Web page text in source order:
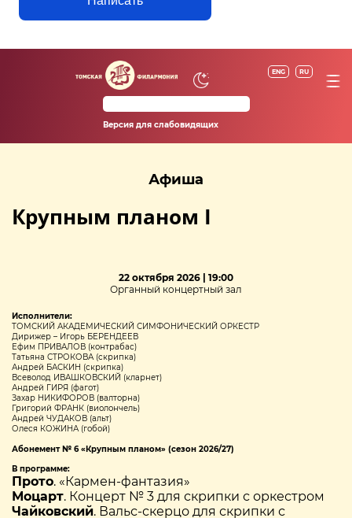
ENG RU
Версия для слабовидящих
Афиша
Крупным планом I
22 октября 2026 | 19:00
Органный концертный зал
Исполнители:
ТОМСКИЙ АКАДЕМИЧЕСКИЙ СИМФОНИЧЕСКИЙ ОРКЕСТР
Дирижер – Игорь БЕРЕНДЕЕВ
Ефим ПРИВАЛОВ (контрабас)
Татьяна СТРОКОВА (скрипка)
Андрей БАСКИН (скрипка)
Всеволод ИВАШКОВСКИЙ (кларнет)
Андрей ГИРЯ (фагот)
Захар НИКИФОРОВ (валторна)
Григорий ФРАНК (виолончель)
Андрей ЧУДАКОВ (альт)
Олеся КОЖИНА (гобой)
Абонемент № 6 «Крупным планом» (сезон 2026/27)
В программе:
Прото. «Кармен-фантазия»
Моцарт. Концерт № 3 для скрипки с оркестром
Чайковский. Вальс-скерцо для скрипки с